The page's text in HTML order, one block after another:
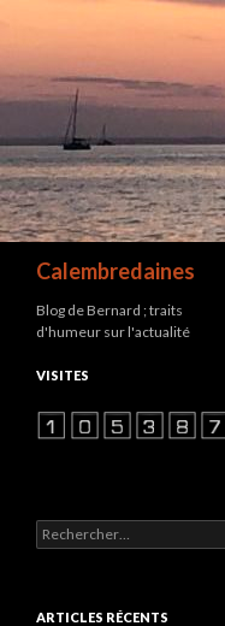
Calembredaines
Blog de Bernard ; traits
d'humeur sur l'actualité
VISITES
Rechercher :
ARTICLES RÉCENTS